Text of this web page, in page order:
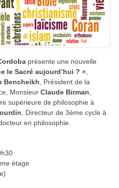
présente une nouvelle
le Sacré aujourd’hui ? »
Bencheikh , Président de la
Monsieur Claude Birman
supérieure de philosophie à
, Directeur de 3ème cycle à
en philosophie.
étage